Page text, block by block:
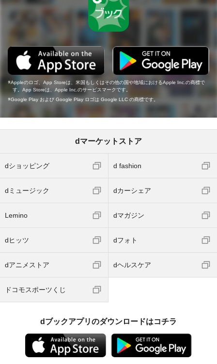
Appleのロゴ、App Storeは、米国もしくはその他の国や地域におけるApple Inc.の商標で
す。App Storeは、Apple Inc.のサービスマークです。
Google Play および Google Play ロゴは Google LLC の商標です。
dマーケットストア
dショッピング d fashion
dミュージック dカーシェア
Lemino dマガジン
dヒッツ dフォト
dアニメストア dヘルスケア
ドコモスポーツくじ
dブックアプリのダウンロードはコチラ